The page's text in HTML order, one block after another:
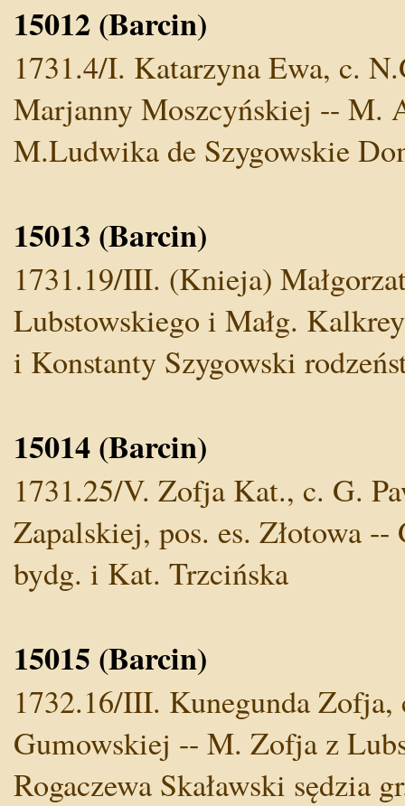
15012 (Barcin)
1731.4/I. Katarzyna Ewa, c.
Marjanny Moszcyńskiej -- M.
M.Ludwika de Szygowskie
15013 (Barcin)
1731.19/III. (Knieja)
Lubstowskiego i Małg.
i Konstanty Szygowski
15014 (Barcin)
1731.25/V. Zofja Kat., c. G.
Zapalskiej, pos. es. Złotowa
bydg. i Kat. Trzcińska
15015 (Barcin)
1732.16/III. Kunegunda
Gumowskiej -- M. Zofja z
Rogaczewa Skaławski sędzia